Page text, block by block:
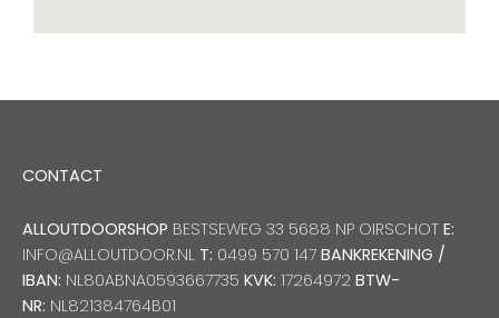
CONTACT
ALLOUTDOORSHOP BESTSEWEG 33 5688 NP OIRSCHOT E:
INFO@ALLOUTDOOR.NL T: 0499 570 147 BANKREKENING /
IBAN: NL80ABNA0593667735 KVK: 17264972 BTW-
NR: NL821384764B01